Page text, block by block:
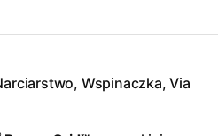
Wspinaczka, Via